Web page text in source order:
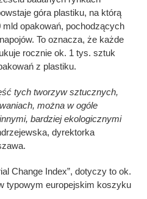
góra plastiku, na którą
mld opakowań, pochodzących
To oznacza, że każde
rocznie ok. 1 tys. sztuk
z plastiku.
tych tworzyw sztucznych,
można w ogóle
bardziej ekologicznymi
dyrektorka
Change Index”, dotyczy to ok.
typowym europejskim koszyku